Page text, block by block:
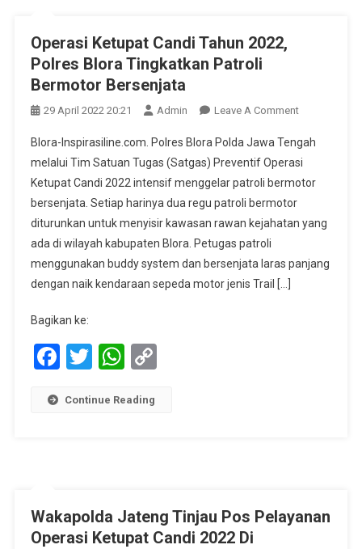
Operasi Ketupat Candi Tahun 2022,
Polres Blora Tingkatkan Patroli
Bermotor Bersenjata
29 April 2022 20:21 Admin Leave A CommentOn
Ketupat
Candi
Tahun
Polres
Tingkatkan
Blora-Inspirasiline.com. Polres Blora Polda Jawa Tengah
melalui Tim Satuan Tugas (Satgas) Preventif Operasi
Ketupat Candi 2022 intensif menggelar patroli bermotor
bersenjata. Setiap harinya dua regu patroli bermotor
diturunkan untuk menyisir kawasan rawan kejahatan yang
ada di wilayah kabupaten Blora. Petugas patroli
menggunakan buddy system dan bersenjata laras panjang
dengan naik kendaraan sepeda motor jenis Trail […]
Bagikan ke:
Facebook
TwitterWhatsApp
Copy
Continue Reading
Wakapolda Jateng Tinjau Pos Pelayanan
Operasi Ketupat Candi 2022 Di